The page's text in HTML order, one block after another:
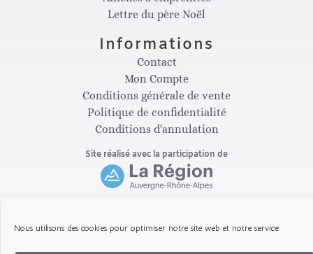
Nous utilisons des cookies pour optimiser notre site web et notre service.
t
a
g
r
a
m
e
b
o
o
k
-
Lettre du père Noël
Informations
Contact
Mon Compte
Conditions générale de vente
Politique de confidentialité
Conditions d'annulation
Site réalisé avec la participation de